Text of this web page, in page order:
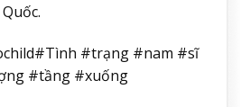
#trạng #nam #sĩ
#tầng #xuống